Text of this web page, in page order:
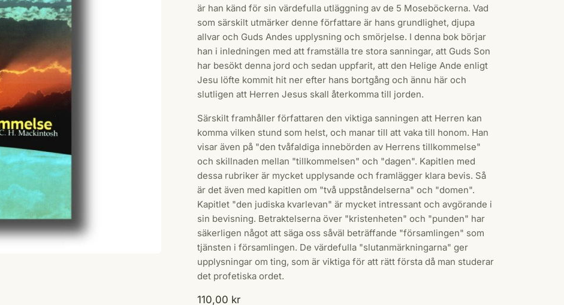
är han känd för sin värdefulla utläggning av de 5 Moseböckerna. Vad
som särskilt utmärker denne författare är hans grundlighet, djupa
allvar och Guds Andes upplysning och smörjelse. I denna bok börjar
han i inledningen med att framställa tre stora sanningar, att Guds Son
har besökt denna jord och sedan uppfarit, att den Helige Ande enligt
Jesu löfte kommit hit ner efter hans bortgång och ännu här och
slutligen att Herren Jesus skall återkomma till jorden.
Särskilt framhåller författaren den viktiga sanningen att Herren kan
komma vilken stund som helst, och manar till att vaka till honom. Han
visar även på "den tvåfaldiga innebörden av Herrens tillkommelse"
och skillnaden mellan "tillkommelsen" och "dagen". Kapitlen med
dessa rubriker är mycket upplysande och framlägger klara bevis. Så
är det även med kapitlen om "två uppståndelserna" och "domen".
Kapitlet "den judiska kvarlevan" är mycket intressant och avgörande i
sin bevisning. Betraktelserna över "kristenheten" och "punden" har
säkerligen något att säga oss såväl beträffande "församlingen" som
tjänsten i församlingen. De värdefulla "slutanmärkningarna" ger
upplysningar om ting, som är viktiga för att rätt första då man studerar
det profetiska ordet.
110,00 kr